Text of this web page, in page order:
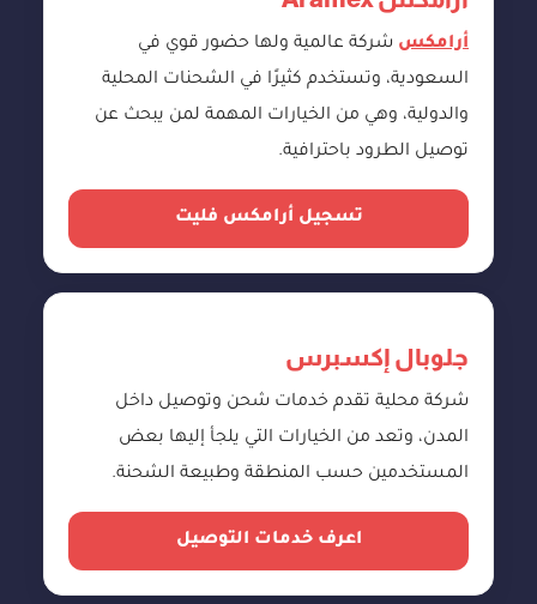
أرامكس شركة عالمية ولها حضور قوي في
السعودية، وتستخدم كثيرًا في الشحنات المحلية
والدولية، وهي من الخيارات المهمة لمن يبحث عن
توصيل الطرود باحترافية.
تسجيل أرامكس فليت
جلوبال إكسبرس
شركة محلية تقدم خدمات شحن وتوصيل داخل
المدن، وتعد من الخيارات التي يلجأ إليها بعض
المستخدمين حسب المنطقة وطبيعة الشحنة.
اعرف خدمات التوصيل